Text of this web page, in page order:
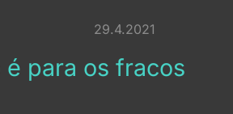
29.4.2021
é para os fracos